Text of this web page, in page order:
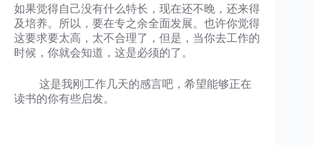
如果觉得自己没有什么特长，现在还不晚，还来得
及培养。所以，要在专之余全面发展。也许你觉得
这要求要太高，太不合理了，但是，当你去工作的
时候，你就会知道，这是必须的了。
这是我刚工作几天的感言吧，希望能够正在
读书的你有些启发。